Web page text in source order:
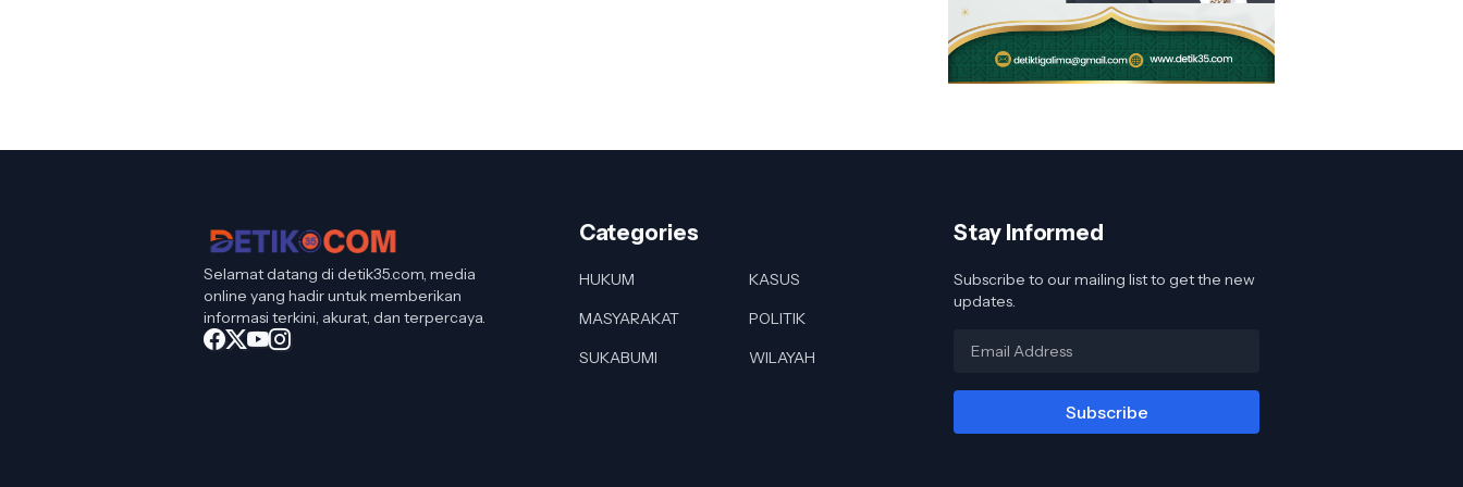
Selamat datang di detik35.com, media
online yang hadir untuk memberikan
informasi terkini, akurat, dan terpercaya.
Categories
HUKUM
KASUS
MASYARAKAT
POLITIK
SUKABUMI
WILAYAH
Stay Informed
Subscribe to our mailing list to get the new
updates.